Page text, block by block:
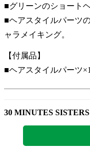
■グリーンのショートヘ
■ヘアスタイルパーツ
ャラメイキング。
【付属品】
■ヘアスタイルパーツ×1
30 MINUTES SISTERS